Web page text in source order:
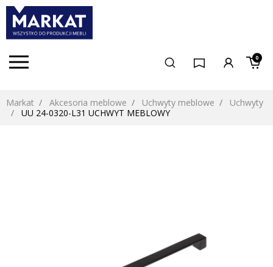
0
Markat Akcesoria meblowe Uchwyty meblowe
Uchwyty
UU 24-0320-L31 UCHWYT MEBLOWY